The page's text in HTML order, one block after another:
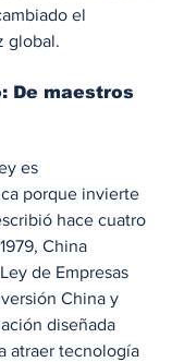
el
global.
De maestros
es
porque invierte
hace cuatro
China
de Empresas
China y
diseñada
atraer tecnología